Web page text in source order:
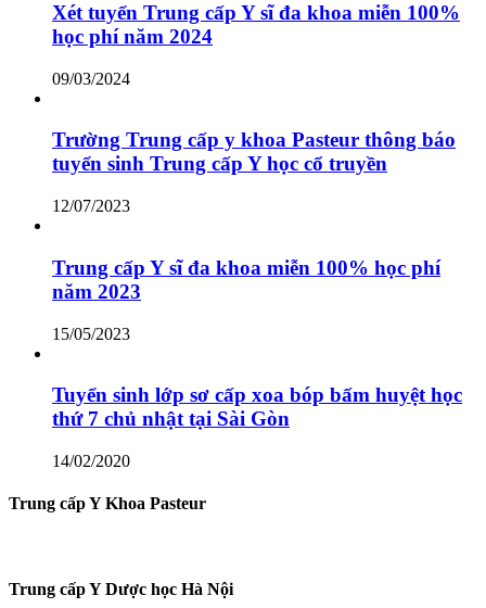
Xét tuyển Trung cấp Y sĩ đa khoa miễn 100%
học phí năm 2024
09/03/2024
Trường Trung cấp y khoa Pasteur thông báo
tuyển sinh Trung cấp Y học cổ truyền
12/07/2023
Trung cấp Y sĩ đa khoa miễn 100% học phí
năm 2023
15/05/2023
Tuyển sinh lớp sơ cấp xoa bóp bấm huyệt học
thứ 7 chủ nhật tại Sài Gòn
14/02/2020
Trung cấp Y Khoa Pasteur
Trung cấp Y Dược học Hà Nội